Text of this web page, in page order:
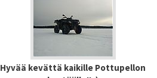
Hyvää kevättä kaikille Pottupellon